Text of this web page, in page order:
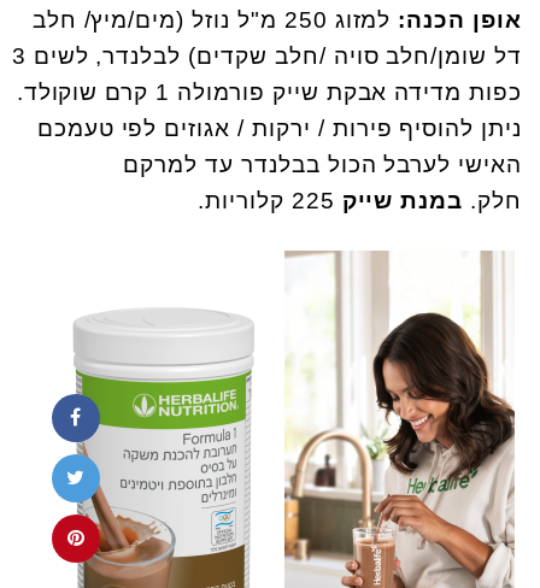
אופן הכנה:
למזוג 250 מ"ל נוזל (מים/מיץ/ חלב
דל שומן/חלב סויה /חלב שקדים) לבלנדר, לשים 3
כפות מדידה אבקת שייק פורמולה 1 קרם שוקולד.
ניתן להוסיף פירות / ירקות / אגוזים לפי טעמכם
האישי לערבל הכול בבלנדר עד למרקם
חלק. במנת שייק 225 קלוריות.